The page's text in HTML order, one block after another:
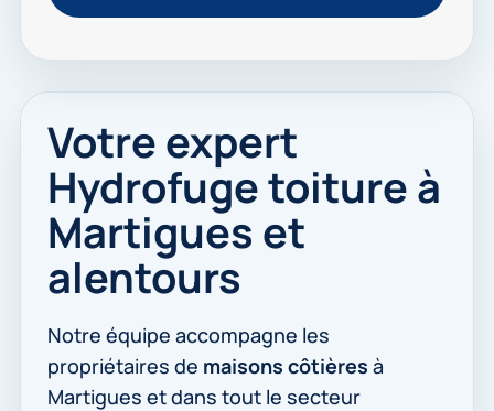
Votre expert
Hydrofuge toiture à
Martigues et
alentours
Notre équipe accompagne les
propriétaires de maisons côtières à
Martigues et dans tout le secteur